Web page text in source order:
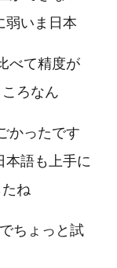
弱いま日本
べて精度が
ろなん
かったです
本語も上手に
ね
ちょっと試